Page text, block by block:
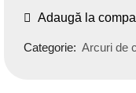
Adaugă la
Categorie: Arcuri de